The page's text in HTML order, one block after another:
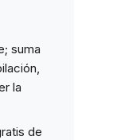
suma
la
de